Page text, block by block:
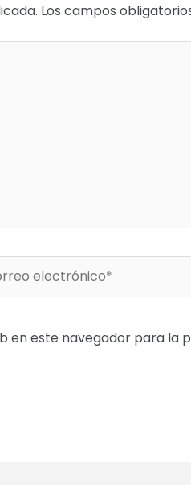
Los campos
este navegador para la